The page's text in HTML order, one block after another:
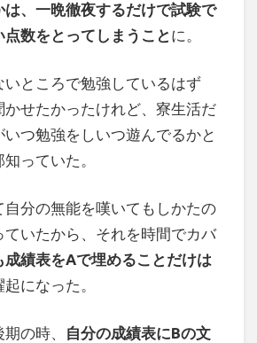
は、一晩徹夜するだけで試験で
点数をとってしまうこと に。
いところで勉強しているはず
かせたかったけれど、寮生活だ
いつ勉強をしいつ遊んでるかと
っていた。
自分の無能を嘆いてもしかたの
ていたから、それを時間でカバ
成績表をAで埋めることだけは
起になった。
の時、
自分の成績表にBの文